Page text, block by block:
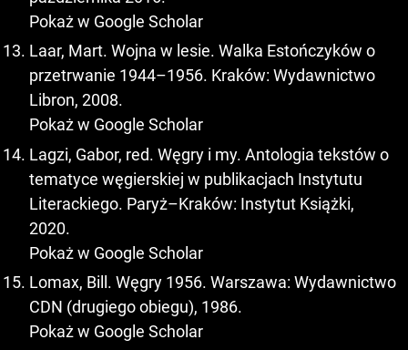
Pokaż w Google Scholar
Laar, Mart. Wojna w lesie. Walka Estończyków o
przetrwanie 1944–1956. Kraków: Wydawnictwo
Libron, 2008.
Pokaż w Google Scholar
Lagzi, Gabor, red. Węgry i my. Antologia tekstów o
tematyce węgierskiej w publikacjach Instytutu
Literackiego. Paryż–Kraków: Instytut Książki,
2020.
Pokaż w Google Scholar
Lomax, Bill. Węgry 1956. Warszawa: Wydawnictwo
CDN (drugiego obiegu), 1986.
Pokaż w Google Scholar